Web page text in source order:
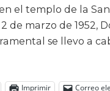
el templo de la
de marzo de 1952,
se llevo a
Imprimir Correo